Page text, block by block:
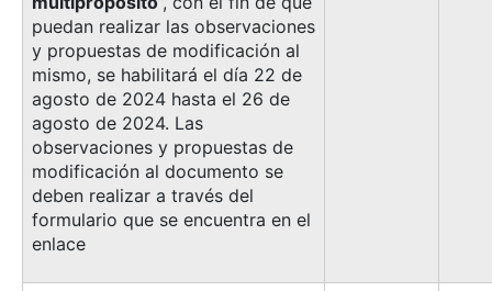
puedan realizar las observaciones
y propuestas de modificación al
mismo, se habilitará el día 22 de
agosto de 2024 hasta el 26 de
agosto de 2024. Las
observaciones y propuestas de
modificación al documento se
deben realizar a través del
formulario que se encuentra en el
enlace